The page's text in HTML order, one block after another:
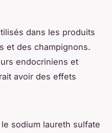
dans les produits
et des champignons.
endocriniens et
avoir des effets
sodium laureth sulfate